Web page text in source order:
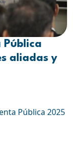
Pública
aliadas y
Pública 2025